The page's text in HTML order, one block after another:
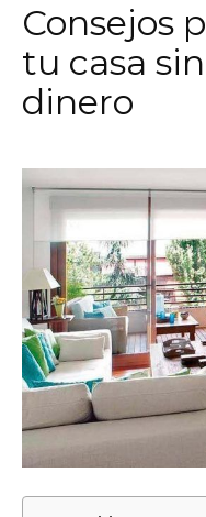
Consejos
tu casa
dinero